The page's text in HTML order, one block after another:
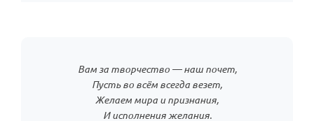
Вам за творчество — наш почет,
Пусть во всём всегда везет,
Желаем мира и признания,
И исполнения желания.